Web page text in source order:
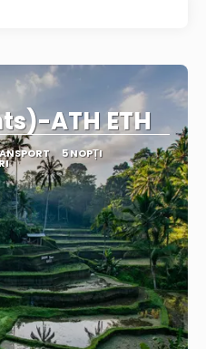
ATH ETH
5 NOPȚI